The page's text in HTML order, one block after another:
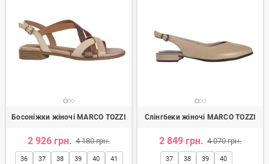
Босоніжки жіночі MARCO TOZZI
2 926 грн. 4 180 грн.
36 37 38 39 40 41
Слінгбеки жіночі MARCO TOZZI
2 849 грн. 4 070 грн.
37 38 39 40